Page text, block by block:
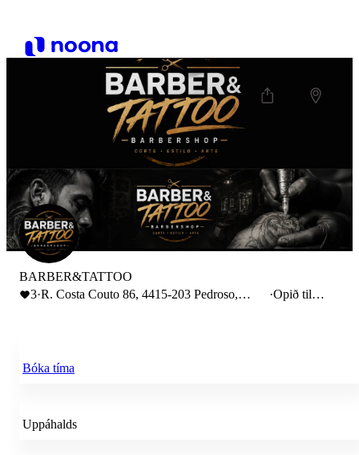
BARBER&TATTOO
3·R. Costa Couto 86, 4415-203 Pedroso,
·Opið til
Bóka tíma
Uppáhalds